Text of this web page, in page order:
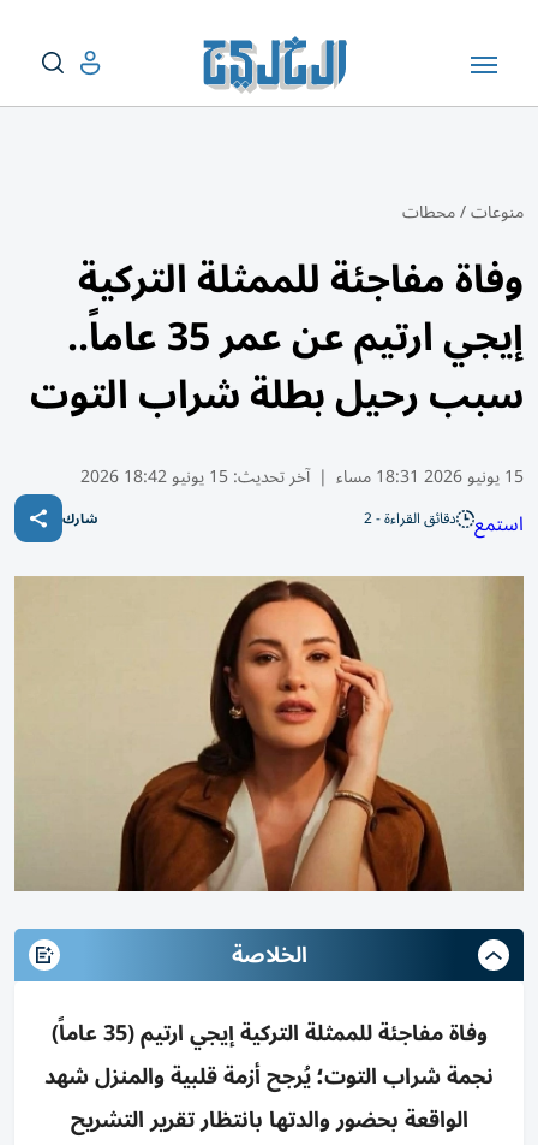
منوعات/محطات
وفاة مفاجئة للممثلة التركية
إيجي ارتيم عن عمر 35 عاماً..
سبب رحيل بطلة شراب التوت
15 يونيو 2026 18:31 مساء | آخر تحديث:15 يونيو 18:42 2026
استمع دقائق القراءة - 2 شارك
الخلاصة
وفاة مفاجئة للممثلة التركية إيجي ارتيم (35 عاماً)
نجمة شراب التوت؛ يُرجح أزمة قلبية والمنزل شهد
الواقعة بحضور والدتها بانتظار تقرير التشريح